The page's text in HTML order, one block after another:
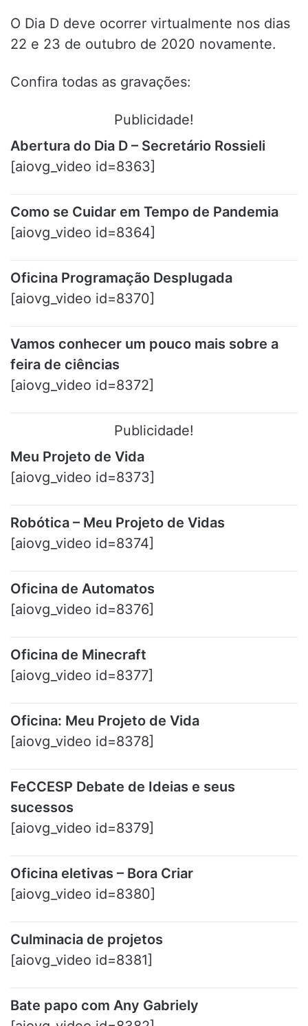
O Dia D deve ocorrer virtualmente nos dias
22 e 23 de outubro de 2020 novamente.
Confira todas as gravações:
Publicidade!
Abertura do Dia D – Secretário Rossieli
[aiovg_video id=8363]
Como se Cuidar em Tempo de Pandemia
[aiovg_video id=8364]
Oficina Programação Desplugada
[aiovg_video id=8370]
Vamos conhecer um pouco mais sobre a
feira de ciências
[aiovg_video id=8372]
Publicidade!
Meu Projeto de Vida
[aiovg_video id=8373]
Robótica – Meu Projeto de Vidas
[aiovg_video id=8374]
Oficina de Automatos
[aiovg_video id=8376]
Oficina de Minecraft
[aiovg_video id=8377]
Oficina: Meu Projeto de Vida
[aiovg_video id=8378]
FeCCESP Debate de Ideias e seus
sucessos
[aiovg_video id=8379]
Oficina eletivas – Bora Criar
[aiovg_video id=8380]
Culminacia de projetos
[aiovg_video id=8381]
Bate papo com Any Gabriely